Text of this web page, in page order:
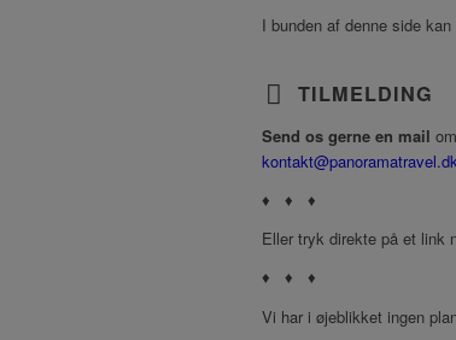
I bunden af denne side kan
TILMELDING
Send os gerne en mail
♦ ♦ ♦
Eller tryk direkte på et link
♦ ♦ ♦
Vi har i øjeblikket ingen